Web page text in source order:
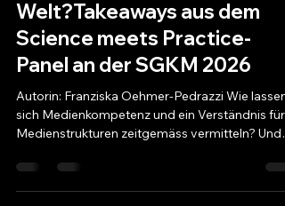
Spiele(n) für eine bessere
Welt?Takeaways aus dem
Science meets Practice-
Panel an der SGKM 2026
Autorin: Franziska Oehmer-Pedrazzi Wie lassen
sich Medienkompetenz und ein Verständnis für
Medienstrukturen zeitgemäss vermitteln? Und